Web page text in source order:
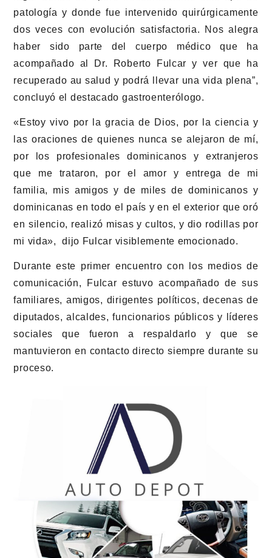
patología y donde fue intervenido quirúrgicamente
dos veces con evolución satisfactoria. Nos alegra
haber sido parte del cuerpo médico que ha
acompañado al Dr. Roberto Fulcar y ver que ha
recuperado au salud y podrá llevar una vida plena”,
concluyó el destacado gastroenterólogo.
«Estoy vivo por la gracia de Dios, por la ciencia y
las oraciones de quienes nunca se alejaron de mí,
por los profesionales dominicanos y extranjeros
que me trataron, por el amor y entrega de mi
familia, mis amigos y de miles de dominicanos y
dominicanas en todo el país y en el exterior que oró
en silencio, realizó misas y cultos, y dio rodillas por
mi vida», dijo Fulcar visiblemente emocionado.
Durante este primer encuentro con los medios de
comunicación, Fulcar estuvo acompañado de sus
familiares, amigos, dirigentes políticos, decenas de
diputados, alcaldes, funcionarios públicos y líderes
sociales que fueron a respaldarlo y que se
mantuvieron en contacto directo siempre durante su
proceso.